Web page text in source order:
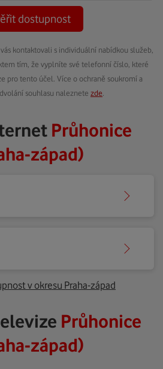
dostupnost
kontaktovali s individuální nabídkou služeb,
tím, že vyplníte své telefonní číslo, které
pro tento účel. Více o ochraně soukromí a
souhlasu naleznete zde
Průhonice
západ)
v okresu Praha-západ
Průhonice
západ)